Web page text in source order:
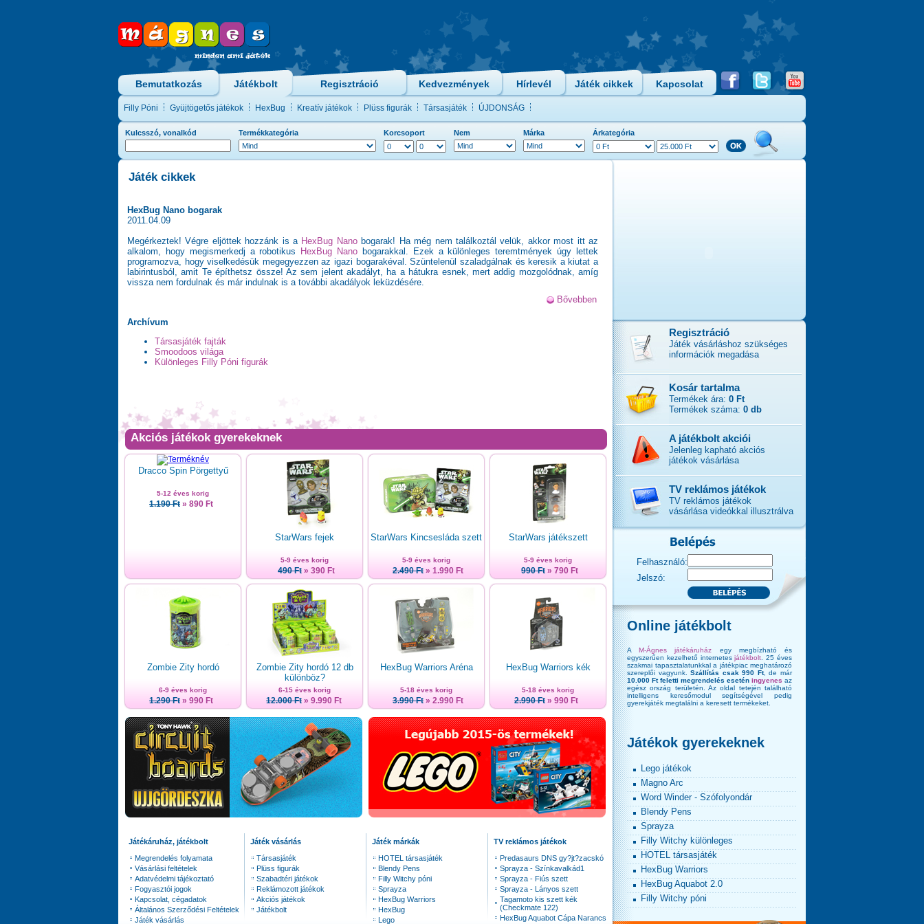
Bemutatkozás Játékbolt Regisztráció Kedvezmények Hírlevél Játék cikkek Kapcsolat
Filly Póni Gyüjtögetős játékok HexBug Kreatív játékok Plüss figurák Társasjáték ÚJDONSÁG
Kulcsszó, vonalkód Termékkategória Korcsoport Nem Márka Árkategória
Játék cikkek
HexBug Nano bogarak
2011.04.09
Megérkeztek! Végre eljöttek hozzánk is a HexBug Nanobogarak! Ha még nem találkoztál velük, akkor most itt az
alkalom, hogy megismerkedj a robotikus
HexBug Nano bogarakkal. Ezek a különleges teremtmények úgy lettek
programozva, hogy viselkedésük megegyezzen az igazi bogarakéval. Szüntelenül szaladgálnak és keresik a kiutat a
labirintusból, amit Te építhetsz össze! Az sem jelent akadályt, ha a hátukra esnek, mert addig mozgolódnak, amíg
vissza nem fordulnak és már indulnak is a további akadályok leküzdésére.
Bővebben
Archívum
Társasjáték fajták
Smoodoos világa
Különleges Filly Póni figurák
Akciós játékok gyerekeknek
Dracco Spin Pörgettyű
5-12 éves korig
1.190 Ft » 890 Ft
StarWars fejek
5-9 éves korig
490 Ft » 390 Ft
StarWars Kincsesláda szett
5-9 éves korig
2.490 Ft » 1.990 Ft
StarWars játékszett
5-9 éves korig
990 Ft » 790 Ft
Zombie Zity hordó
6-9 éves korig
1.290 Ft » 990 Ft
Zombie Zity hordó 12 db
különböz?
6-15 éves korig
12.000 Ft » 9.990 Ft
HexBug Warriors Aréna
5-18 éves korig
3.990 Ft » 2.990 Ft
HexBug Warriors kék
5-18 éves korig
2.990 Ft » 990 Ft
Játékáruház, játékbolt
Megrendelés folyamata
Vásárlási feltételek
Adatvédelmi tájékoztató
Fogyasztói jogok
Kapcsolat, cégadatok
Általános Szerződési Feltételek
Játék vásárlás
Játék vásárlás
Társasjáték
Plüss figurák
Szabadtéri játékok
Reklámozott játékok
Akciós játékok
Játékbolt
Játék márkák
HOTEL társasjáték
Blendy Pens
Filly Witchy póni
Sprayza
HexBug Warriors
HexBug
Lego
TV reklámos játékok
Predasaurs DNS gy?jt?zacskó
Sprayza - Színkavalkád1
Sprayza - Fiús szett
Sprayza - Lányos szett
Tagamoto kis szett kék
(Checkmate 122)
HexBug Aquabot Cápa Narancs
Regisztráció
Játék vásárláshoz szükséges
információk megadása
Kosár tartalma
Termékek ára: 0 Ft
Termékek száma: 0 db
A játékbolt akciói
Jelenleg kapható akciós
játékok vásárlása
TV reklámos játékok
TV reklámos játékok
vásárlása videókkal illusztrálva
Felhasználó:
Jelszó:
Online játékbolt
AM-Ágnes játékáruház egy megbízható és
egyszerűen kezelhető internetesjátékbolt . 25 éves
szakmai tapasztalatunkkal a játékpiac meghatározó
szereplői vagyunk.Szállítás csak 990 Ft, de már
10.000 Ft feletti megrendelés esetén ingyenes az
egész ország területén. Az oldal tetején található
intelligens keresőmodul segítségével pedig
gyerekjáték megtalálni a keresett termékeket.
Játékok gyerekeknek
Lego játékok
Magno Arc
Word Winder - Szófolyondár
Blendy Pens
Sprayza
Filly Witchy különleges
HOTEL társasjáték
HexBug Warriors
HexBug Aquabot 2.0
Filly Witchy póni